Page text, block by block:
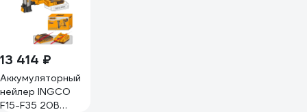
13 414 ₽
Аккумуляторный
нейлер INGCO
F15-F35 20В